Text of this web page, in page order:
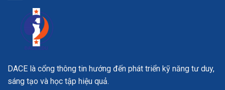
DACE là cổng thông tin hướng đến phát triển kỹ năng tư duy,
sáng tạo và học tập hiệu quả.